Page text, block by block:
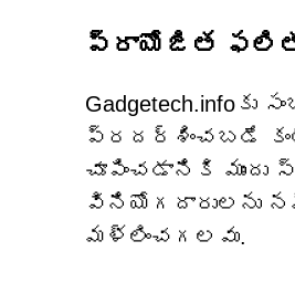
ప్రాయోజిత
ప్రదర్శించబడే
చూపించడానికి
వినియోగదారులను
మళ్లించగలవు.